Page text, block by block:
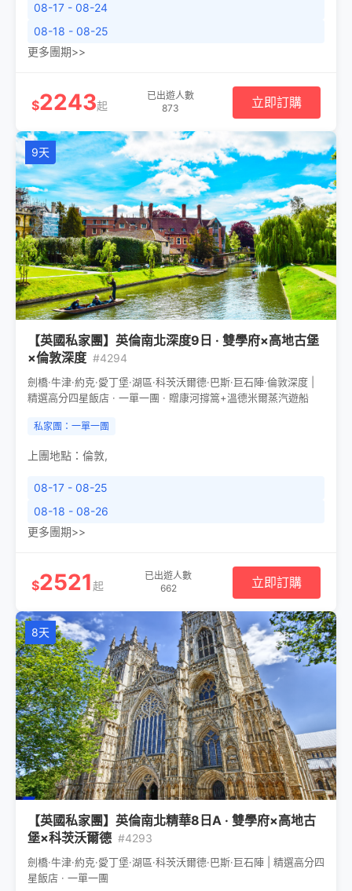
08-17 - 08-24
08-18 - 08-25
更多團期>>
$2243起
已出遊人數
873
立即訂購
9天
【英國私家團】英倫南北深度9日 · 雙學府×高地古堡
×倫敦深度 #4294
劍橋·牛津·約克·愛丁堡·湖區·科茨沃爾德·巴斯·巨石陣·倫敦深度 |
精選高分四星飯店 · 一單一團 · 贈康河撐篙+溫德米爾蒸汽遊船
私家團：一單一團
上團地點： 倫敦,
08-17 - 08-25
08-18 - 08-26
更多團期>>
$2521起
已出遊人數
662
立即訂購
8天
【英國私家團】英倫南北精華8日A · 雙學府×高地古
堡×科茨沃爾德 #4293
劍橋·牛津·約克·愛丁堡·湖區·科茨沃爾德·巴斯·巨石陣 | 精選高分四
星飯店 · 一單一團